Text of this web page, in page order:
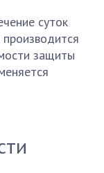
суток
защиты